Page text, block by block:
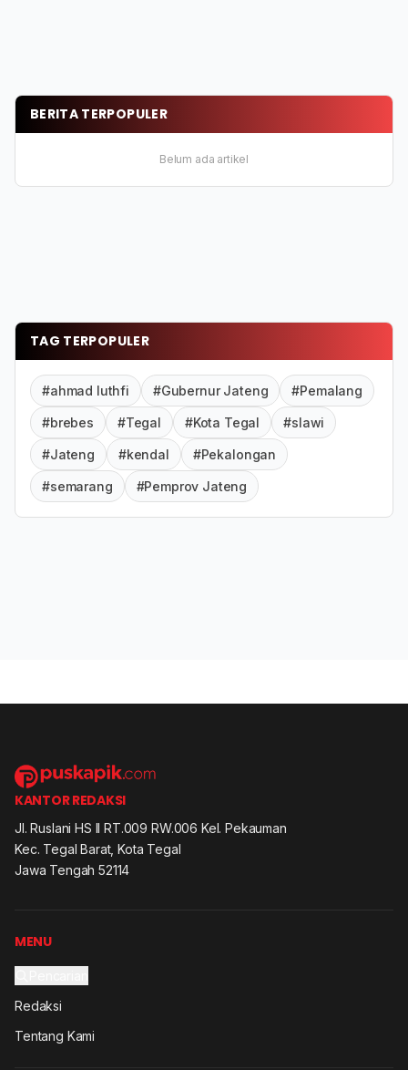
BERITA TERPOPULER
Belum ada artikel
TAG TERPOPULER
#ahmad luthfi #Gubernur Jateng #Pemalang
#brebes #Tegal #Kota Tegal #slawi
#Jateng #kendal #Pekalongan
#semarang #Pemprov Jateng
KANTOR REDAKSI
Jl. Ruslani HS II RT.009 RW.006 Kel. Pekauman
Kec. Tegal Barat, Kota Tegal
Jawa Tengah 52114
MENU
Redaksi
Tentang Kami